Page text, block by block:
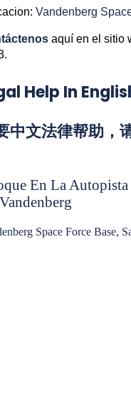
Vandenberg
aquí en el sitio
Help In
中文法律帮助
En La
Space Force Base,